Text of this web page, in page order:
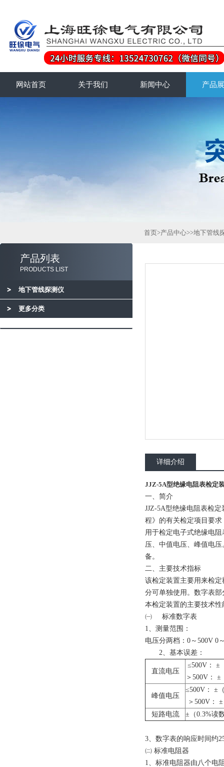
网站首页 关于我们 新闻中心 产品
产品列表
PRODUCTS LIST
地下管线探测仪
更多分类
首页>产品中心>>地下管线
详细介绍
JJZ-5A型绝缘电阻表检定
一、简介
JJZ-5A型绝缘电阻表检定
程》的有关检定项目要
用于检定电子式绝缘电
压、中值电压、峰值电
备。
二、主要技术指标
该检定装置主要用来检
分可单独使用。数字表
本检定装置的主要技术性
㈠
标准数字表
1、测量范围：
电压分两档：0～500V
2、基本误差：
直流电压
≤500V： ±
＞500V： ±
峰值电压
≤500V： ±
＞500V：
短路电流
±（0.3%读
3、数字表的响应时间约
㈡ 标准电阻器
1、标准电阻器由八个电